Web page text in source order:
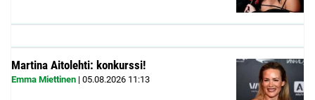
Martina Aitolehti: konkurssi!
Emma Miettinen | 05.08.2026 11:13